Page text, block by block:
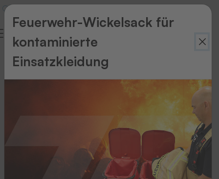
Zurück
Feuerwehr-Wickelsack für
kontaminierte
Einsatzkleidung